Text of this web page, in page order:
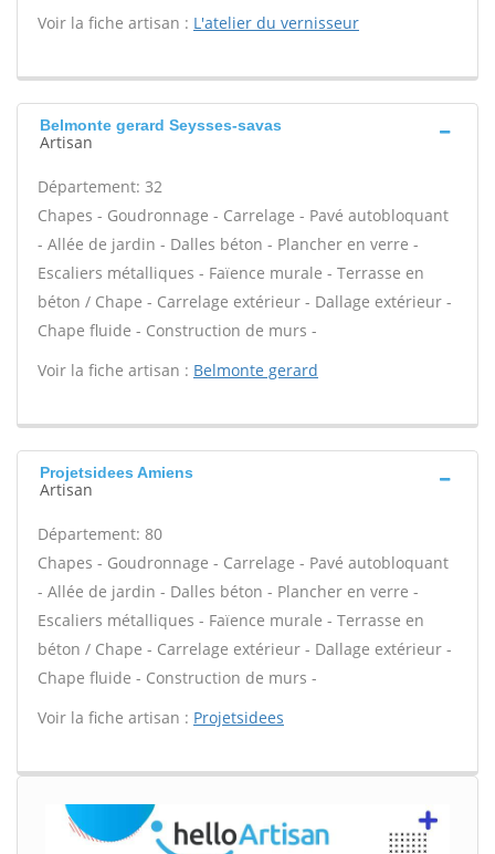
Voir la fiche artisan : L'atelier du vernisseur
Belmonte gerard Seysses-savas
Artisan
Département: 32
Chapes - Goudronnage - Carrelage - Pavé autobloquant
- Allée de jardin - Dalles béton - Plancher en verre -
Escaliers métalliques - Faïence murale - Terrasse en
béton / Chape - Carrelage extérieur - Dallage extérieur -
Chape fluide - Construction de murs -
Voir la fiche artisan : Belmonte gerard
Projetsidees Amiens
Artisan
Département: 80
Chapes - Goudronnage - Carrelage - Pavé autobloquant
- Allée de jardin - Dalles béton - Plancher en verre -
Escaliers métalliques - Faïence murale - Terrasse en
béton / Chape - Carrelage extérieur - Dallage extérieur -
Chape fluide - Construction de murs -
Voir la fiche artisan : Projetsidees